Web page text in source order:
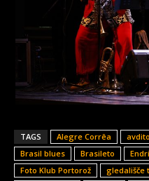
TAGS Alegre Corrêa
Brasil blues
Brasileto
Foto Klub Portorož
gledališče